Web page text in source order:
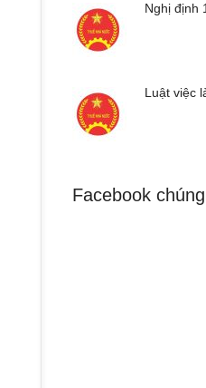
Nghị định
Luật việc
Facebook